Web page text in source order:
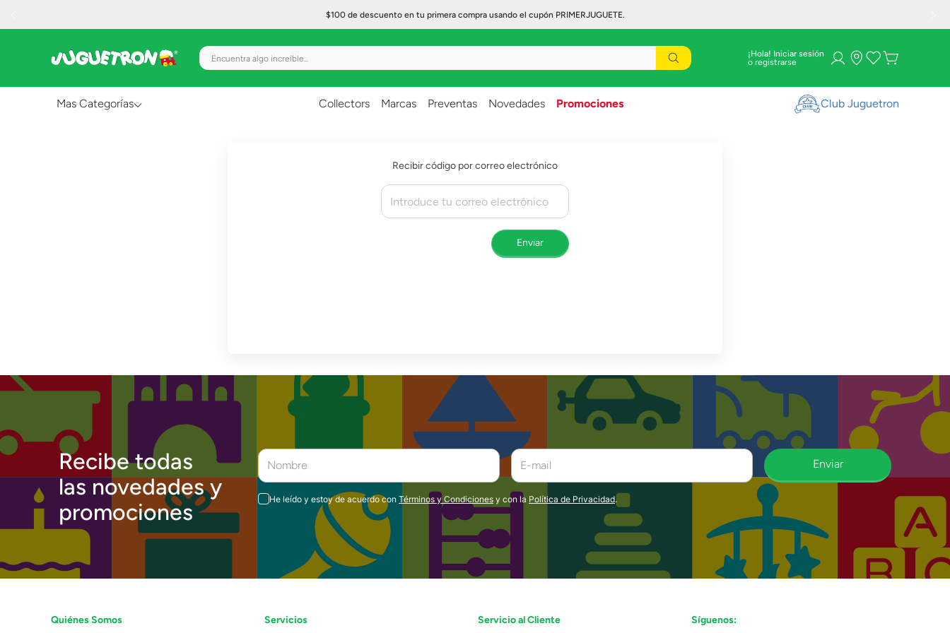
$100 de descuento en tu primera compra usando el cupón PRIMERJUGUETE.
Encuentra algo increíble... ¡Hola! Iniciar sesión
Mas Categorías
Construcción
Vehículos y Pistas
Collectors Marcas Preventas Novedades Promociones Club Juguetron
Recibir código por correo electrónico
Enviar
Recibe todas
las novedades y
promociones
Enviar
He leído y estoy de acuerdo con Términos y Condiciones y con la Política de Privacidad.
Quiénes Somos Servicios Servicio al Cliente Síguenos: